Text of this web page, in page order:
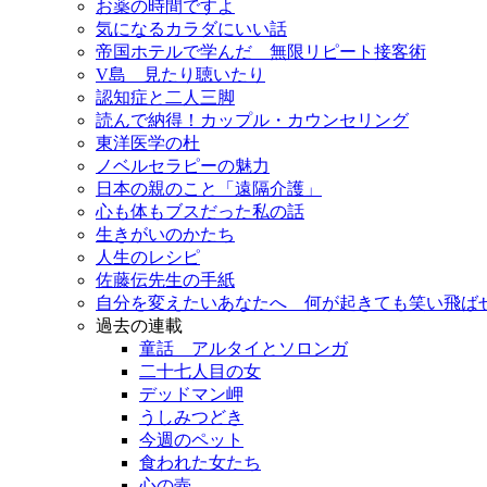
お薬の時間ですよ
気になるカラダにいい話
帝国ホテルで学んだ 無限リピート接客術
V島 見たり聴いたり
認知症と二人三脚
読んで納得！カップル・カウンセリング
東洋医学の杜
ノベルセラピーの魅力
日本の親のこと「遠隔介護」
心も体もブスだった私の話
生きがいのかたち
人生のレシピ
佐藤伝先生の手紙
自分を変えたいあなたへ 何が起きても笑い飛ば
過去の連載
童話 アルタイとソロンガ
二十七人目の女
デッドマン岬
うしみつどき
今週のペット
食われた女たち